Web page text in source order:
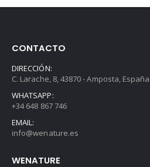
CONTACTO
DIRECCIÓN:
C. Larache, 8, 43870 - Amposta, España
WHATSAPP:
+34 648 867 746
EMAIL:
info@wenature.es
WENATURE